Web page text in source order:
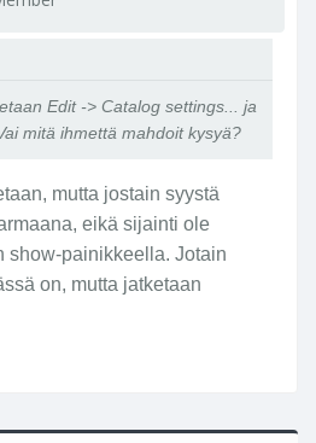
Edit -> Catalog settings... ja
mitä ihmettä mahdoit kysyä?
mutta jostain syystä
eikä sijainti ole
show-painikkeella. Jotain
on, mutta jatketaan